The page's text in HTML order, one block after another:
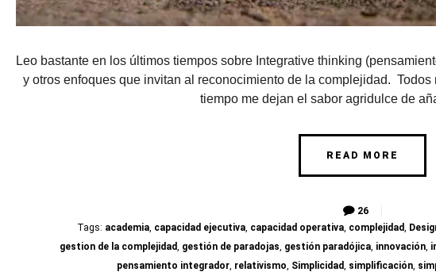
Leo bastante en los últimos tiempos sobre Integrative thinking
y otros enfoques que invitan al reconocimiento de la complejidad.
tiempo me dejan el sabor agridulce de
READ MORE
26
Tags: academia, capacidad ejecutiva, capacidad operativa, complejidad,
gestion de la complejidad, gestión de paradojas, gestión paradójica, innovación,
pensamiento integrador, relativismo, Simplicidad, simplificación,